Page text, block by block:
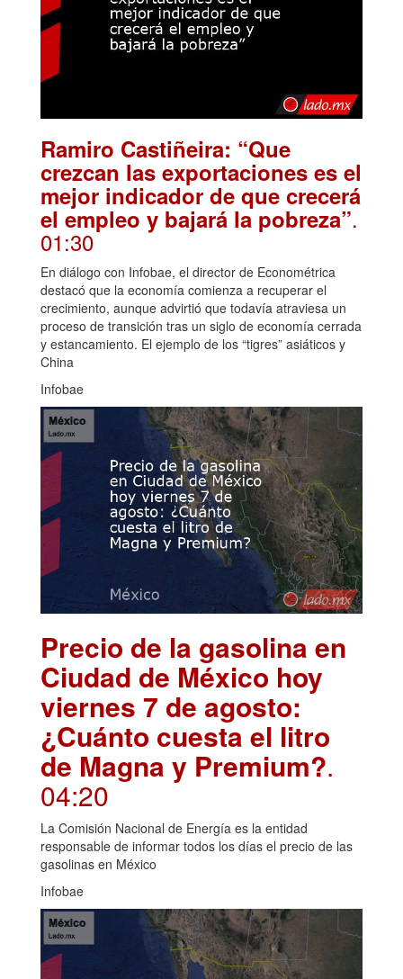
Ramiro Castiñeira: “Que
crezcan las exportaciones es el
mejor indicador de que crecerá
el empleo y bajará la pobreza”.
01:30
En diálogo con Infobae, el director de Econométrica
destacó que la economía comienza a recuperar el
crecimiento, aunque advirtió que todavía atraviesa un
proceso de transición tras un siglo de economía cerrada
y estancamiento. El ejemplo de los “tigres” asiáticos y
China
Infobae
Precio de la gasolina en
Ciudad de México hoy
viernes 7 de agosto:
¿Cuánto cuesta el litro
de Magna y Premium?.
04:20
La Comisión Nacional de Energía es la entidad
responsable de informar todos los días el precio de las
gasolinas en México
Infobae